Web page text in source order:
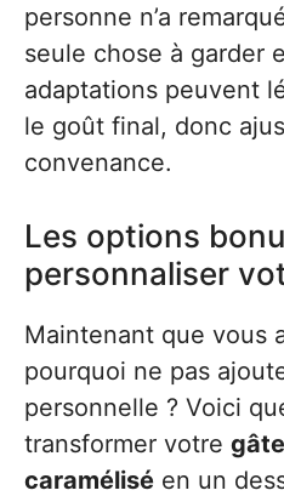
personne n’a
seule chose à garder
adaptations peuvent
le goût final, donc
convenance.
Les options
personnaliser
Maintenant que vous
pourquoi ne pas
personnelle ? Voici
transformer votre
caramélisé en un